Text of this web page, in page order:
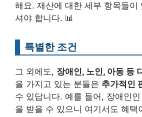
해요. 재산에 대한 세부 항목들이
셔야 합니다. 📊
특별한 조건
그 외에도, 장애인, 노인, 아동 등
을 가지고 있는 분들은 추가적인
수 있답니다. 예를 들어, 장애인
을 받을 수 있으니 여기서도 혜택